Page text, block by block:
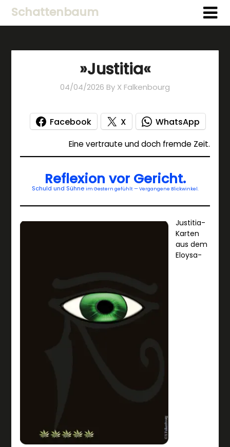
Schattenbaum
»Justitia«
04/04/2026 By X Falkenbourg
Facebook X WhatsApp
Eine vertraute und doch fremde Zeit.
Reflexion vor Gericht.
Schuld und Sühne im Gestern gefühlt — Vergangene Blickwinkel.
Justitia-
Karten
aus dem
Eloysa-